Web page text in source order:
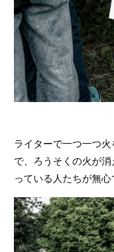
ライターで一つ一つ
で、ろうそくの火が
っている人たちが無心